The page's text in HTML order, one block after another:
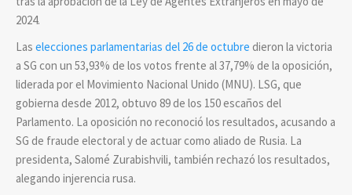
2024.
Las elecciones parlamentarias del 26 de octubre dieron la victoria
a SG con un 53,93% de los votos frente al 37,79% de la oposición,
liderada por el Movimiento Nacional Unido (MNU). LSG, que
gobierna desde 2012, obtuvo 89 de los 150 escaños del
Parlamento. La oposición no reconoció los resultados, acusando a
SG de fraude electoral y de actuar como aliado de Rusia. La
presidenta, Salomé Zurabishvili, también rechazó los resultados,
alegando injerencia rusa.